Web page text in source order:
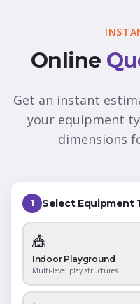
Online
Get an instant
your equipment
dimensions
1 Select Equipment
🎪
Indoor Playground
Multi-level play structures